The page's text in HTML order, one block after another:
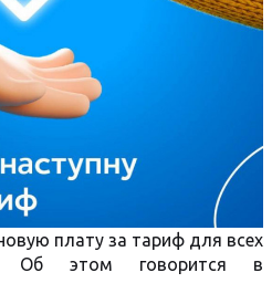
плату за тариф для всех
Об этом говорится в